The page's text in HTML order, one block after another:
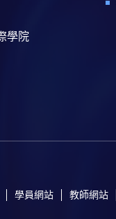
學院
學員網站 教師網站